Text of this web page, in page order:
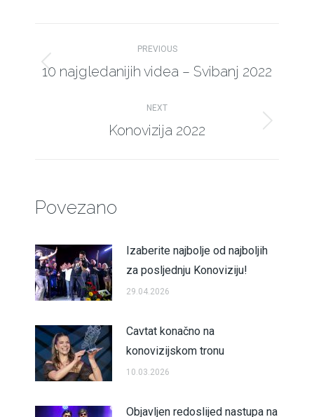
navigation
PREVIOUS
Previous
10 najgledanijih videa – Svibanj 2022
NEXT
Next
Konovizija 2022
Povezano
Izaberite najbolje od najboljih
za posljednju Konoviziju!
29.04.2026
Cavtat konačno na
konovizijskom tronu
10.03.2026
Objavljen redoslijed nastupa na